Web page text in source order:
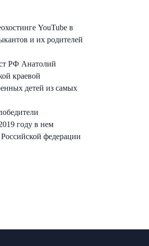
YouTube в
и их родителей
РФ Анатолий
краевой
детей из самых
году в нем
федерации